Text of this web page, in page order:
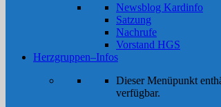
Newsblog Kardinfo
Satzung
Nachrufe
Vorstand HGS
Herzgruppen–Infos
Dieser Menüpunkt
verfügbar.